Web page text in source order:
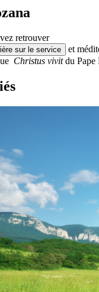
retrouver
sur le service
et
Christus vivitdu Pape